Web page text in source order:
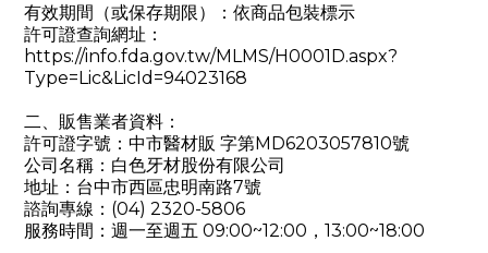
有效期間（或保存期限）：依商品包裝標示
許可證查詢網址：
https://info.fda.gov.tw/MLMS/H0001D.aspx?
Type=Lic&LicId=94023168
二、販售業者資料：
許可證字號：中市醫材販 字第MD6203057810號
公司名稱：白色牙材股份有限公司
地址：台中市西區忠明南路7號
諮詢專線：(04) 2320-5806
服務時間：週一至週五 09:00~12:00，13:00~18:00